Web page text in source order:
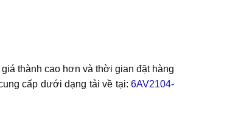
thành cao hơn và thời gian đặt hàng
cấp dưới dạng tải về tại: 6AV2104-